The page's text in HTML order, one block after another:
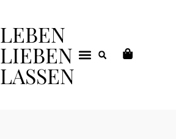
LEBEN
LIEBEN
LASSEN